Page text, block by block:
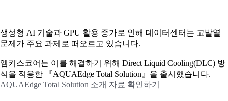
생성형 AI 기술과 GPU 활용 증가로 인해 데이터센터는 고발열
문제가 주요 과제로 떠오르고 있습니다.
엠키스코어는 이를 해결하기 위해 Direct Liquid Cooling(DLC) 방
식을 적용한 『AQUAEdge Total Solution』을 출시했습니다.
AQUAEdge Total Solution 소개 자료 확인하기